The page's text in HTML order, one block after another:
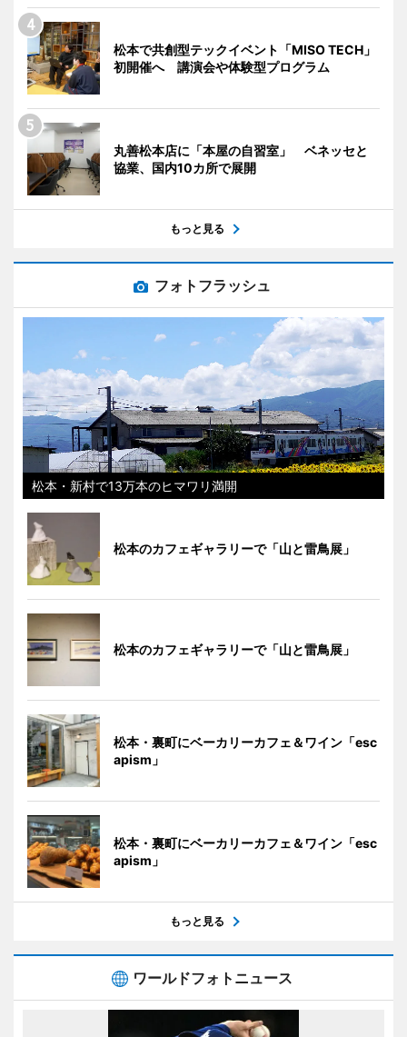
松本で共創型テックイベント「MISO TECH」
初開催へ 講演会や体験型プログラム
丸善松本店に「本屋の自習室」 ベネッセと
協業、国内10カ所で展開
もっと見る
フォトフラッシュ
松本・新村で13万本のヒマワリ満開
松本のカフェギャラリーで「山と雷鳥展」
松本のカフェギャラリーで「山と雷鳥展」
松本・裏町にベーカリーカフェ＆ワイン「esc
apism」
松本・裏町にベーカリーカフェ＆ワイン「esc
apism」
もっと見る
ワールドフォトニュース